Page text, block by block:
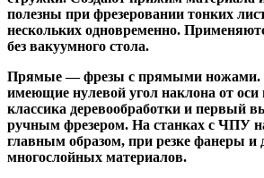
полезны при фрезеровании тонких
нескольких одновременно.
без вакуумного стола.
Прямые— фрезы с прямыми
имеющие нулевой угол наклона от оси
классика деревообработки и первый
ручным фрезером. На станках с ЧПУ
главным образом, при резке фанеры и
многослойных материалов.